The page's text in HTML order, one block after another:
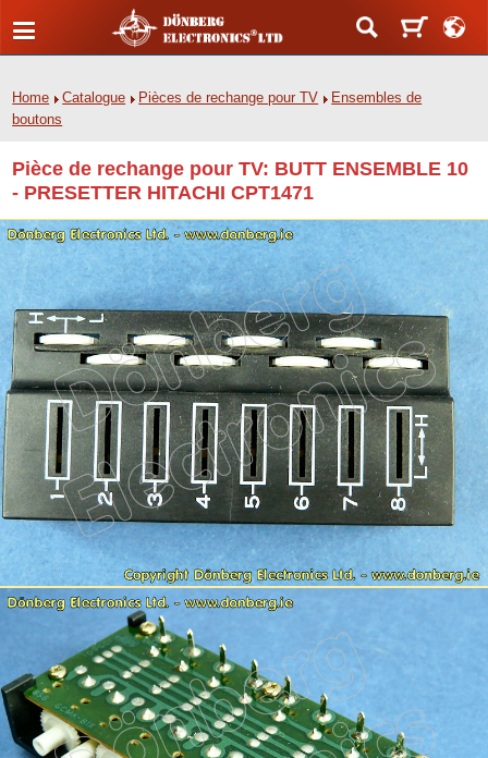
Home Catalogue Pièces de rechange pour TV
Ensembles de
boutons
Pièce de rechange pour TV: BUTT ENSEMBLE 10
- PRESETTER HITACHI CPT1471